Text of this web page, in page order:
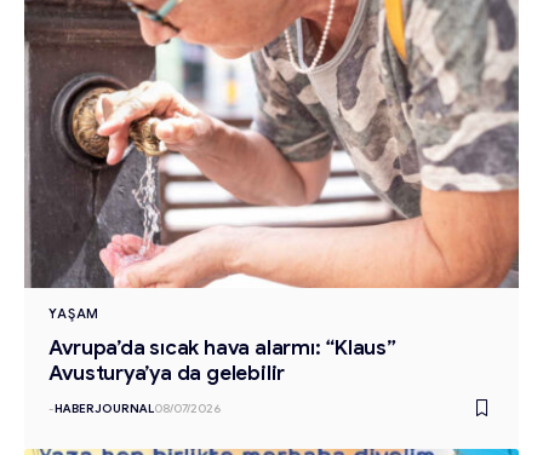
YAŞAM
Avrupa’da sıcak hava alarmı: “Klaus”
Avusturya’ya da gelebilir
-HABERJOURNAL08/07/2026